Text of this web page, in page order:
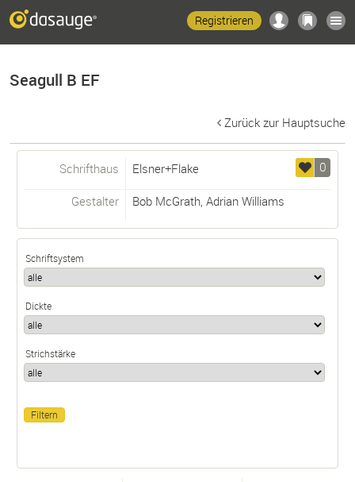
Registrieren
Seagull B EF
Zurück zur Hauptsuche
0
Schrifthaus Elsner+Flake
Gestalter Bob McGrath, Adrian Williams
Schriftsystem
Dickte
Strichstärke